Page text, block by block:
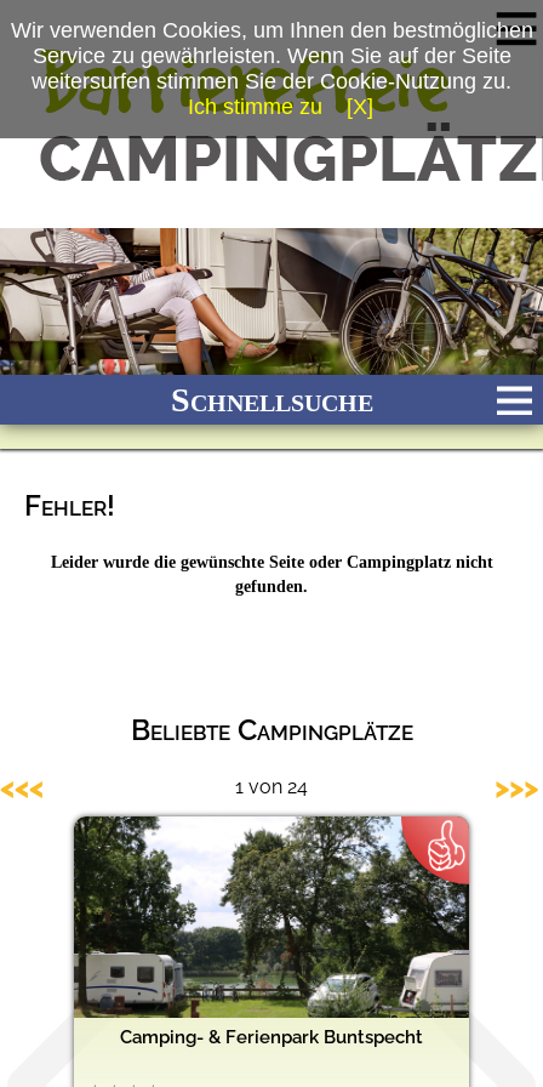
Schnellsuche
Bach Fluss
Barrierefreie Campingplätze
Fehler!
Leider wurde die gewünschte Seite oder Campingplatz nicht
gefunden.
Beliebte Campingplätze
Camping- & Ferienpark Buntspecht
1 von 24
<<< >>>
Wir verwenden Cookies, um Ihnen den bestmöglichen
Service zu gewährleisten. Wenn Sie auf der Seite
weitersurfen stimmen Sie der Cookie-Nutzung zu.
Ich stimme zu
[X]